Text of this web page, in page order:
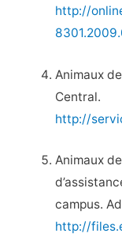
http://
Animaux
Central.
http://
Animaux
campus.
http://